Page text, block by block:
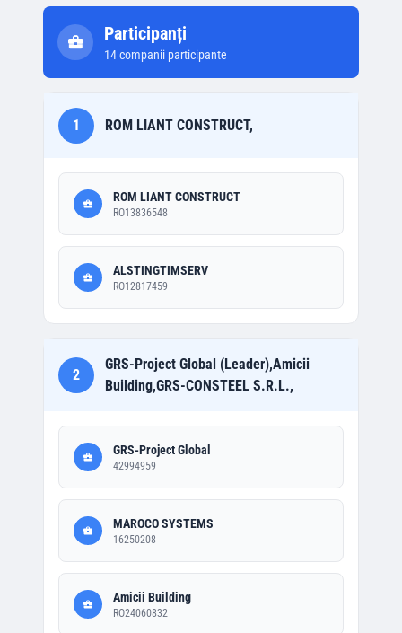
Participanți
14companii participante
1 ROM LIANT CONSTRUCT,
ROM LIANT CONSTRUCT
RO13836548
ALSTINGTIMSERV
RO12817459
2
GRS-Project Global (Leader),Amicii
Building,GRS-CONSTEEL S.R.L.,
GRS-Project Global
42994959
MAROCO SYSTEMS
16250208
Amicii Building
RO24060832